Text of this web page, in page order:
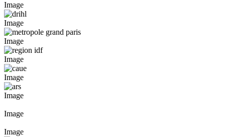
Image
Image
Image
Image
Image
Image
Image
Image